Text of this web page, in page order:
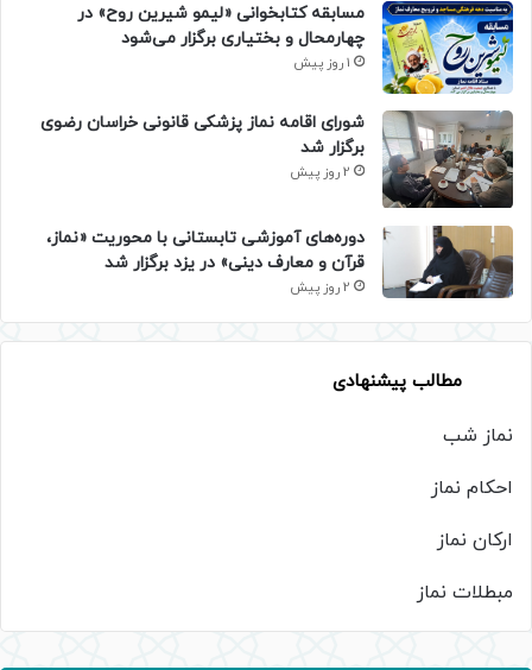
مسابقه کتابخوانی «لیمو شیرین روح» در
چهارمحال و بختیاری برگزار می‌شود
1 روز پیش
شورای اقامه نماز پزشکی قانونی خراسان رضوی
برگزار شد
2 روز پیش
دوره‌های آموزشی تابستانی با محوریت «نماز،
قرآن و معارف دینی» در یزد برگزار شد
2 روز پیش
مطالب پیشنهادی
نماز شب
احکام نماز
ارکان نماز
مبطلات نماز